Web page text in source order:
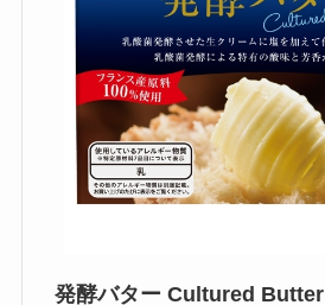
発酵バター Cultured Butter